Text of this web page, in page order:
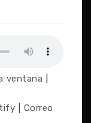
ventana
Correo